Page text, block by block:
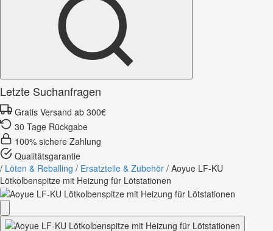
Letzte Suchanfragen
Gratis Versand ab 300€
30 Tage Rückgabe
100% sichere Zahlung
Qualitätsgarantie
/ Löten & Reballing / Ersatzteile & Zubehör / Aoyue LF-KU
Lötkolbenspitze mit Heizung für Lötstationen